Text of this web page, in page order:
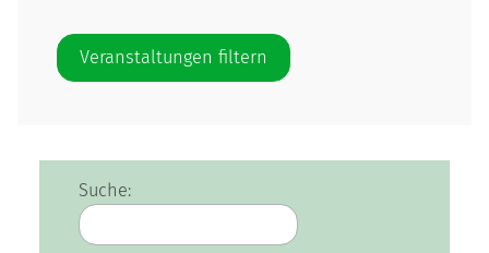
Suche: